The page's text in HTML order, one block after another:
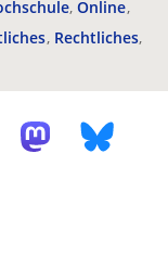
Online
Rechtliches